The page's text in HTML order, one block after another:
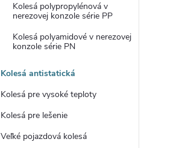
Kolesá polypropylénová v
nerezovej konzole série PP
Kolesá polyamidové v nerezovej
konzole série PN
Kolesá antistatická
Kolesá pre vysoké teploty
Kolesá pre lešenie
Veľké pojazdová kolesá